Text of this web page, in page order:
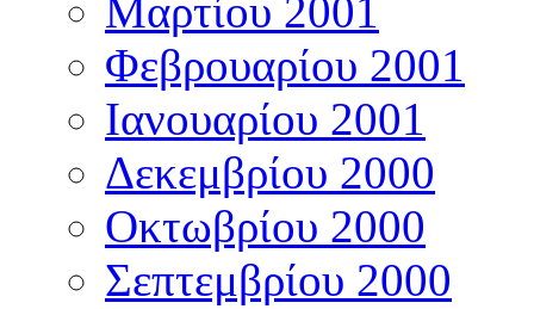
Μαρτίου 2001
Φεβρουαρίου 2001
Ιανουαρίου 2001
Δεκεμβρίου 2000
Οκτωβρίου 2000
Σεπτεμβρίου 2000